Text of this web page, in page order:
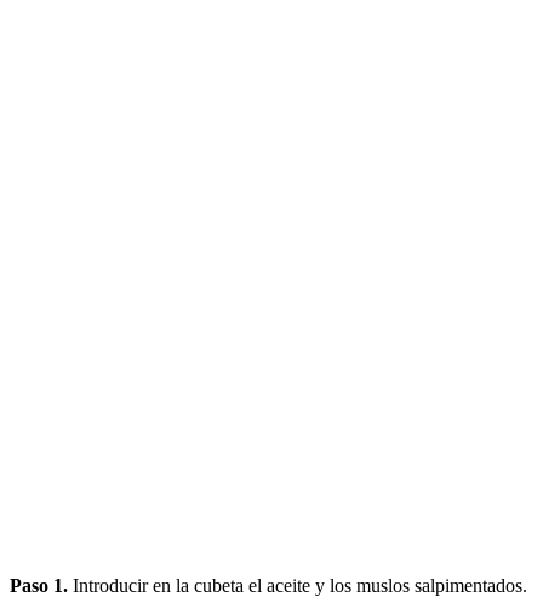
Paso 1. Introducir en la cubeta el aceite y los muslos salpimentados.